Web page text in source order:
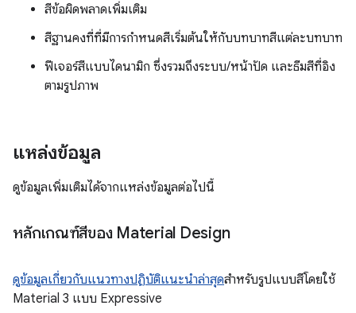
สีข้อผิดพลาดเพิ่มเติม
สีฐานคงที่ที่มีการกำหนดสีเริ่มต้นให้กับบทบาทสีแต่ละบทบาท
ฟีเจอร์สีแบบไดนามิก ซึ่งรวมถึงระบบ/หน้าปัด และธีมสีที่อิง
ตามรูปภาพ
แหล่งข้อมูล
ดูข้อมูลเพิ่มเติมได้จากแหล่งข้อมูลต่อไปนี้
หลักเกณฑ์สีของ Material Design
ดูข้อมูลเกี่ยวกับแนวทางปฏิบัติแนะนำล่าสุดสำหรับรูปแบบสีโดยใช้
Material 3 แบบ Expressive